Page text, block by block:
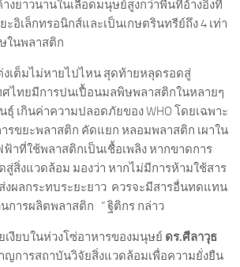
งยาวนานในเลือดมนุษย์สูงกว่าพื้นที่อ้างอิงที่
อิเล็กทรอนิกส์และเป็นเกษตรินทรีย์ถึง 4 เท่า
ในพลาสติก
งเต็มไม่หายไปไหน สุดท้ายหลุดรอดสู่
ศไทยมีการปนเปื้อนมลพิษพลาสติกในหลายๆ
เกินค่าความปลอดภัยของ WHO โดยเฉพาะ
รขยะพลาสติก คัดแยก หลอมพลาสติก เผาใน
าที่ใช้พลาสติกเป็นเชื้อเพลิง หากขาดการ
สิ่งแวดล้อม มองว่า หากไม่มีการห้ามใช้สาร
งผลกระทบระยะยาว ควรจะมีสารอื่นทดแทน
การผลิตพลาสติก “ ฐิติกร กล่าว
งียบในห่วงโซ่อาหารของมนุษย์ ดร.ศีลาวุธ
การสถาบันวิจัยสิ่งแวดล้อมเพื่อความยั่งยืน